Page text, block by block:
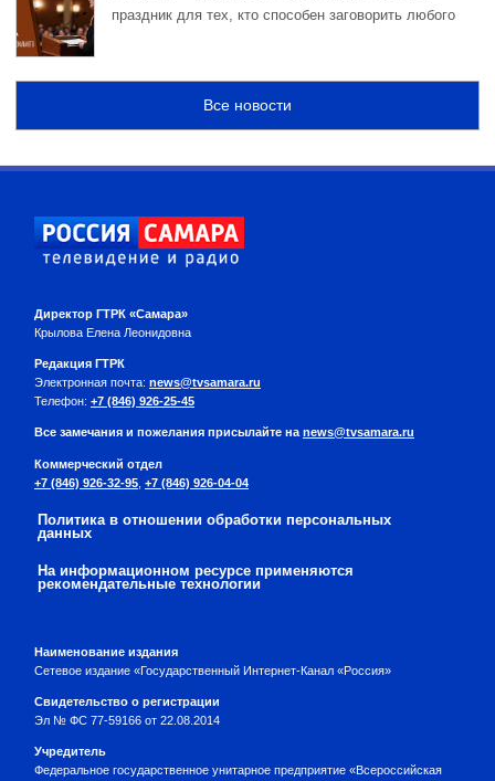
праздник для тех, кто способен заговорить любого
Все новости
Директор ГТРК «Самара»
Крылова Елена Леонидовна
Редакция ГТРК
Электронная почта: news@tvsamara.ru
Телефон: +7 (846) 926-25-45
Все замечания и пожелания присылайте на news@tvsamara.ru
Коммерческий отдел
+7 (846) 926-32-95 +7 (846) 926-04-04
Политика в отношении обработки персональных
данных
На информационном ресурсе применяются
рекомендательные технологии
Наименование издания
Сетевое издание «Государственный Интернет-Канал «Россия»
Свидетельство о регистрации
Эл № ФС 77-59166 от 22.08.2014
Учредитель
Федеральное государственное унитарное предприятие «Всероссийская